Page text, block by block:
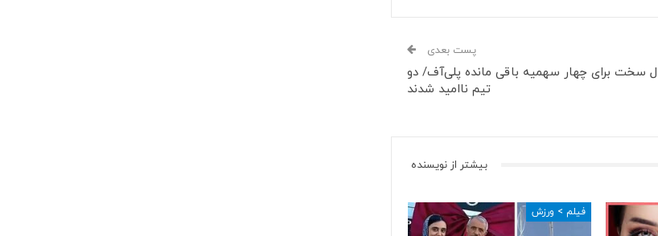
پست بعدی
سخت برای چهار سهمیه باقی مانده پلی‌آف/ دو
تیم ناامید شدند
بیشتر از نویسنده
فیلم > ورزش